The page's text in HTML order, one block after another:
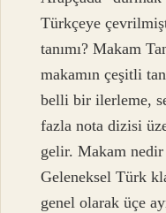
Türkçeye
tanımı? Makam
makamın çeşitli
belli bir ilerleme,
fazla nota dizisi
gelir. Makam nedir
Geleneksel Türk
genel olarak üçe